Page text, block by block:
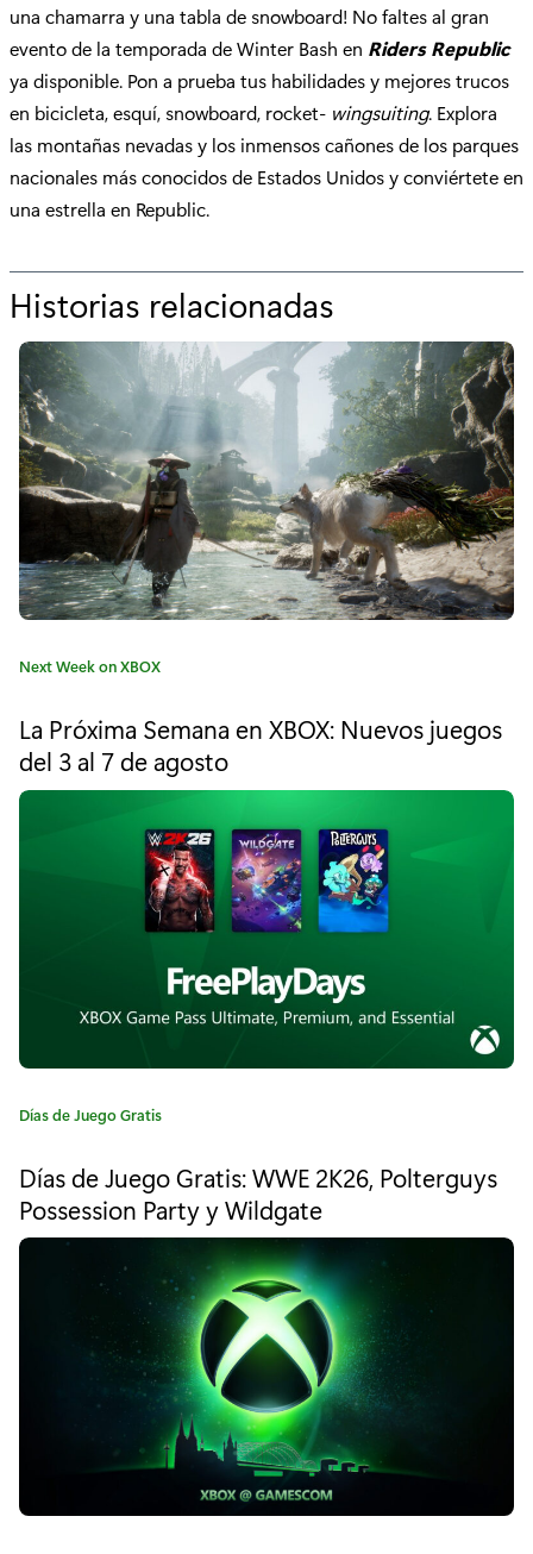
una chamarra y una tabla de snowboard! No faltes al gran
evento de la temporada de Winter Bash en Riders Republic
ya disponible. Pon a prueba tus habilidades y mejores trucos
en bicicleta, esquí, snowboard, rocket- wingsuiting. Explora
las montañas nevadas y los inmensos cañones de los parques
nacionales más conocidos de Estados Unidos y conviértete en
una estrella en Republic.
Historias relacionadas
o
r
"
R
i
d
e
R
p
u
b
l
i
c
e
t
r
e
n
a
l
a
T
C
e
g
o
Next Week on XBOX
La Próxima Semana en XBOX: Nuevos juegos
del 3 al 7 de agosto
C
e
g
o
Días de Juego Gratis
Días de Juego Gratis: WWE 2K26, Polterguys
Possession Party y Wildgate